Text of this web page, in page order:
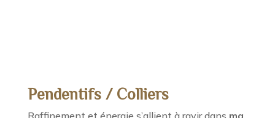
Pendentifs / Colliers
Raffinement et énergie s’allient à ravir dans ma